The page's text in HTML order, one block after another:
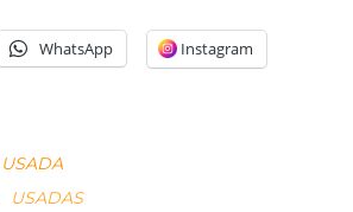
WhatsApp Instagram
USADA
USADAS